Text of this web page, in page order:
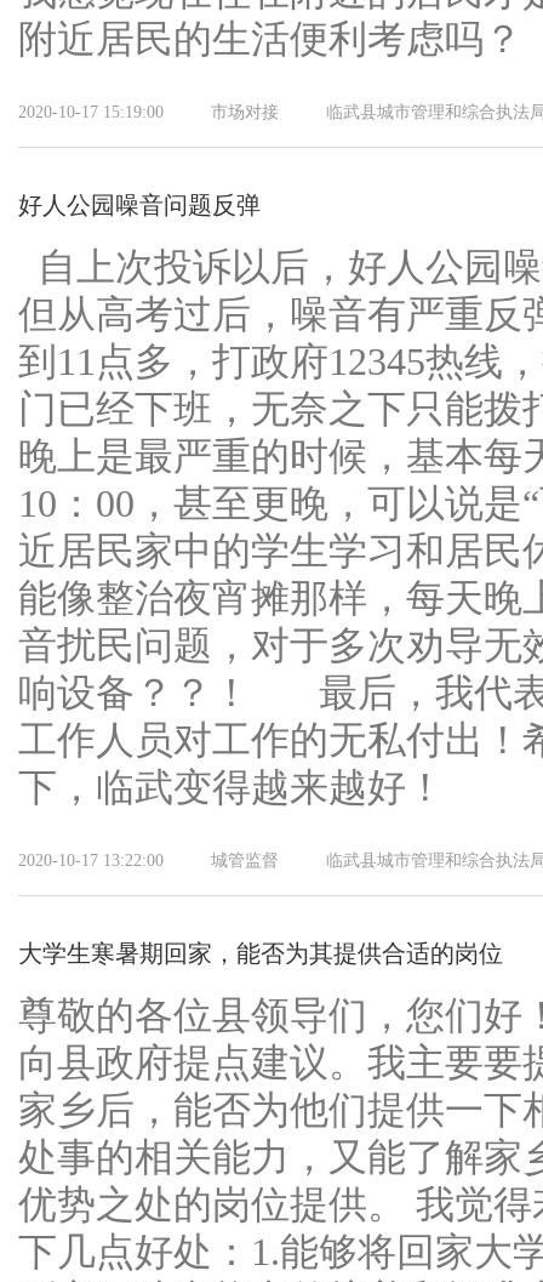
附近居民的生活便利考虑吗？
2020-10-17 15:19:00 市场对接 临武县城市管理和综合执法
好人公园噪音问题反弹
自上次投诉以后，好人公园
但从高考过后，噪音有严重反
到11点多，打政府12345热线
门已经下班，无奈之下只能
晚上是最严重的时候，基本每
10：00，甚至更晚，可以说是
近居民家中的学生学习和居民
能像整治夜宵摊那样，每天晚
音扰民问题，对于多次劝导无
响设备？？！ 最后，我代
工作人员对工作的无私付出！
下，临武变得越来越好！
2020-10-17 13:22:00 城管监督 临武县城市管理和综合执法
大学生寒暑期回家，能否为其提供合适的岗位
尊敬的各位县领导们，您们好
向县政府提点建议。我主要要
家乡后，能否为他们提供一下
处事的相关能力，又能了解家
优势之处的岗位提供。 我觉
下几点好处：1.能够将回家大